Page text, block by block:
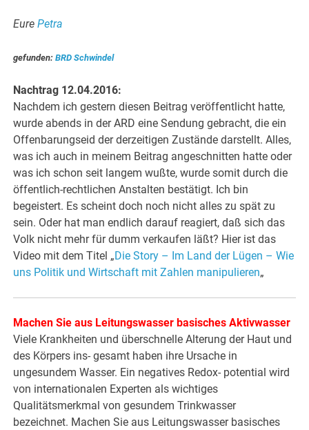
EurePetra
gefunden:BRD Schwindel
Nachtrag 12.04.2016:
Nachdem ich gestern diesen Beitrag veröffentlicht hatte,
wurde abends in der ARD eine Sendung gebracht, die ein
Offenbarungseid der derzeitigen Zustände darstellt. Alles,
was ich auch in meinem Beitrag angeschnitten hatte oder
was ich schon seit langem wußte, wurde somit durch die
öffentlich-rechtlichen Anstalten bestätigt. Ich bin
begeistert. Es scheint doch noch nicht alles zu spät zu
sein. Oder hat man endlich darauf reagiert, daß sich das
Volk nicht mehr für dumm verkaufen läßt? Hier ist das
Video mit dem Titel „Die Story – Im Land der Lügen – Wie
uns Politik und Wirtschaft mit Zahlen manipulieren„
Machen Sie aus Leitungswasser basisches Aktivwasser
Viele Krankheiten und überschnelle Alterung der Haut und
des Körpers ins- gesamt haben ihre Ursache in
ungesundem Wasser. Ein negatives Redox- potential wird
von internationalen Experten als wichtiges
Qualitätsmerkmal von gesundem Trinkwasser
bezeichnet. Machen Sie aus Leitungswasser basisches